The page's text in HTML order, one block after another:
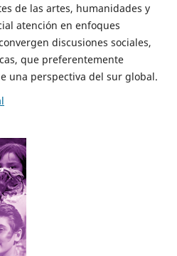
de las artes, humanidades y
atención en enfoques
discusiones sociales,
que preferentemente
una perspectiva del sur global.